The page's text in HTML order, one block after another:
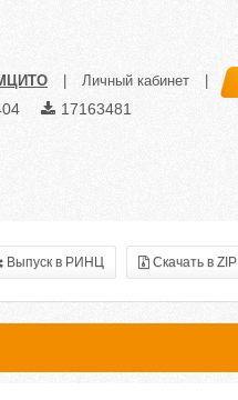
Личный кабинет
17163481
Выпуск в РИНЦ Скачать в ZIP